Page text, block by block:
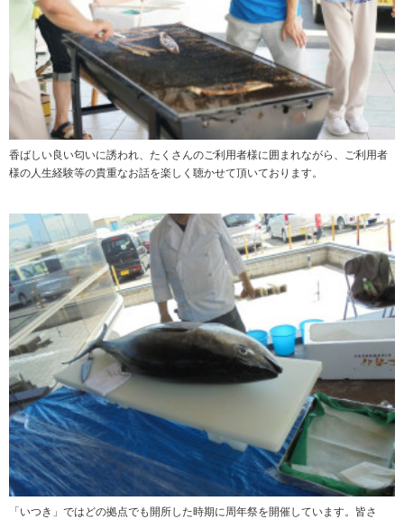
香ばしい良い匂いに誘われ、たくさんのご利用者様に囲まれながら、ご利用者
様の人生経験等の貴重なお話を楽しく聴かせて頂いております。
「いつき」ではどの拠点でも開所した時期に周年祭を開催しています。皆さ